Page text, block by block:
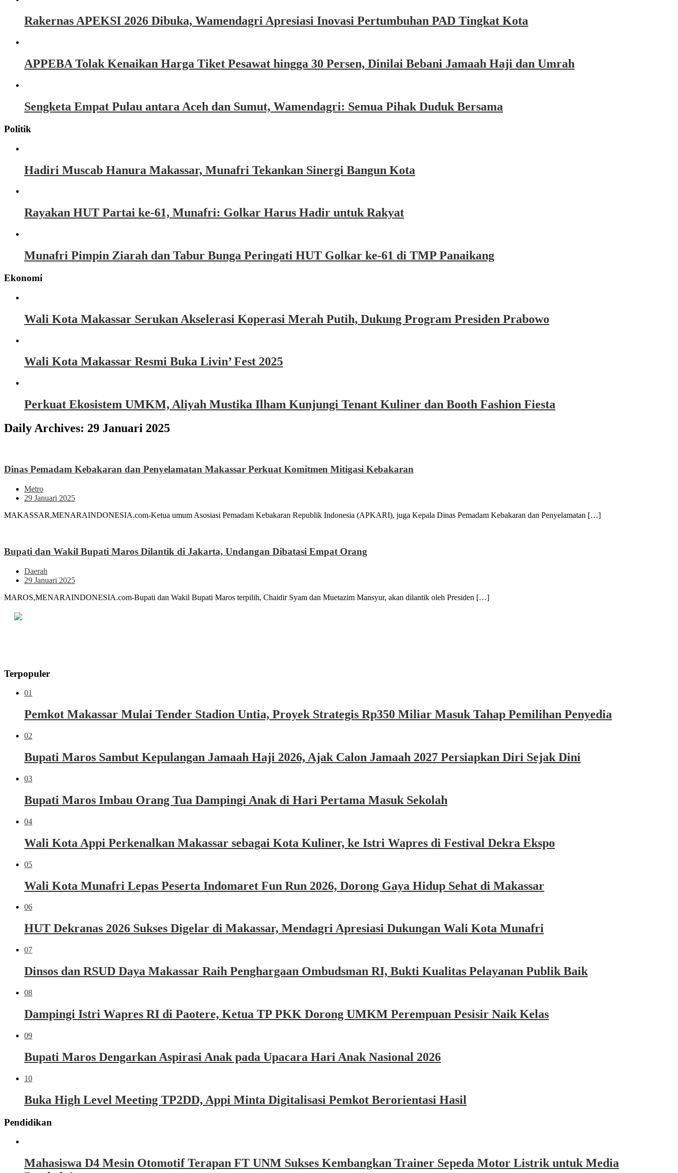
Rakernas APEKSI 2026 Dibuka, Wamendagri Apresiasi Inovasi Pertumbuhan PAD Tingkat Kota
APPEBA Tolak Kenaikan Harga Tiket Pesawat hingga 30 Persen, Dinilai Bebani Jamaah Haji dan Umrah
Sengketa Empat Pulau antara Aceh dan Sumut, Wamendagri: Semua Pihak Duduk Bersama
Politik
Hadiri Muscab Hanura Makassar, Munafri Tekankan Sinergi Bangun Kota
Rayakan HUT Partai ke-61, Munafri: Golkar Harus Hadir untuk Rakyat
Munafri Pimpin Ziarah dan Tabur Bunga Peringati HUT Golkar ke-61 di TMP Panaikang
Ekonomi
Wali Kota Makassar Serukan Akselerasi Koperasi Merah Putih, Dukung Program Presiden Prabowo
Wali Kota Makassar Resmi Buka Livin’ Fest 2025
Perkuat Ekosistem UMKM, Aliyah Mustika Ilham Kunjungi Tenant Kuliner dan Booth Fashion Fiesta
Daily Archives: 29 Januari 2025
Dinas Pemadam Kebakaran dan Penyelamatan Makassar Perkuat Komitmen Mitigasi Kebakaran
Metro
29 Januari 2025
MAKASSAR,MENARAINDONESIA.com-Ketua umum Asosiasi Pemadam Kebakaran Republik Indonesia (APKARI), juga Kepala Dinas Pemadam Kebakaran dan Penyelamatan […]
Bupati dan Wakil Bupati Maros Dilantik di Jakarta, Undangan Dibatasi Empat Orang
Daerah
29 Januari 2025
MAROS,MENARAINDONESIA.com-Bupati dan Wakil Bupati Maros terpilih, Chaidir Syam dan Muetazim Mansyur, akan dilantik oleh Presiden […]
Terpopuler
01
Pemkot Makassar Mulai Tender Stadion Untia, Proyek Strategis Rp350 Miliar Masuk Tahap Pemilihan Penyedia
02
Bupati Maros Sambut Kepulangan Jamaah Haji 2026, Ajak Calon Jamaah 2027 Persiapkan Diri Sejak Dini
03
Bupati Maros Imbau Orang Tua Dampingi Anak di Hari Pertama Masuk Sekolah
04
Wali Kota Appi Perkenalkan Makassar sebagai Kota Kuliner, ke Istri Wapres di Festival Dekra Ekspo
05
Wali Kota Munafri Lepas Peserta Indomaret Fun Run 2026, Dorong Gaya Hidup Sehat di Makassar
06
HUT Dekranas 2026 Sukses Digelar di Makassar, Mendagri Apresiasi Dukungan Wali Kota Munafri
07
Dinsos dan RSUD Daya Makassar Raih Penghargaan Ombudsman RI, Bukti Kualitas Pelayanan Publik Baik
08
Dampingi Istri Wapres RI di Paotere, Ketua TP PKK Dorong UMKM Perempuan Pesisir Naik Kelas
09
Bupati Maros Dengarkan Aspirasi Anak pada Upacara Hari Anak Nasional 2026
10
Buka High Level Meeting TP2DD, Appi Minta Digitalisasi Pemkot Berorientasi Hasil
Pendidikan
Mahasiswa D4 Mesin Otomotif Terapan FT UNM Sukses Kembangkan Trainer Sepeda Motor Listrik untuk Media